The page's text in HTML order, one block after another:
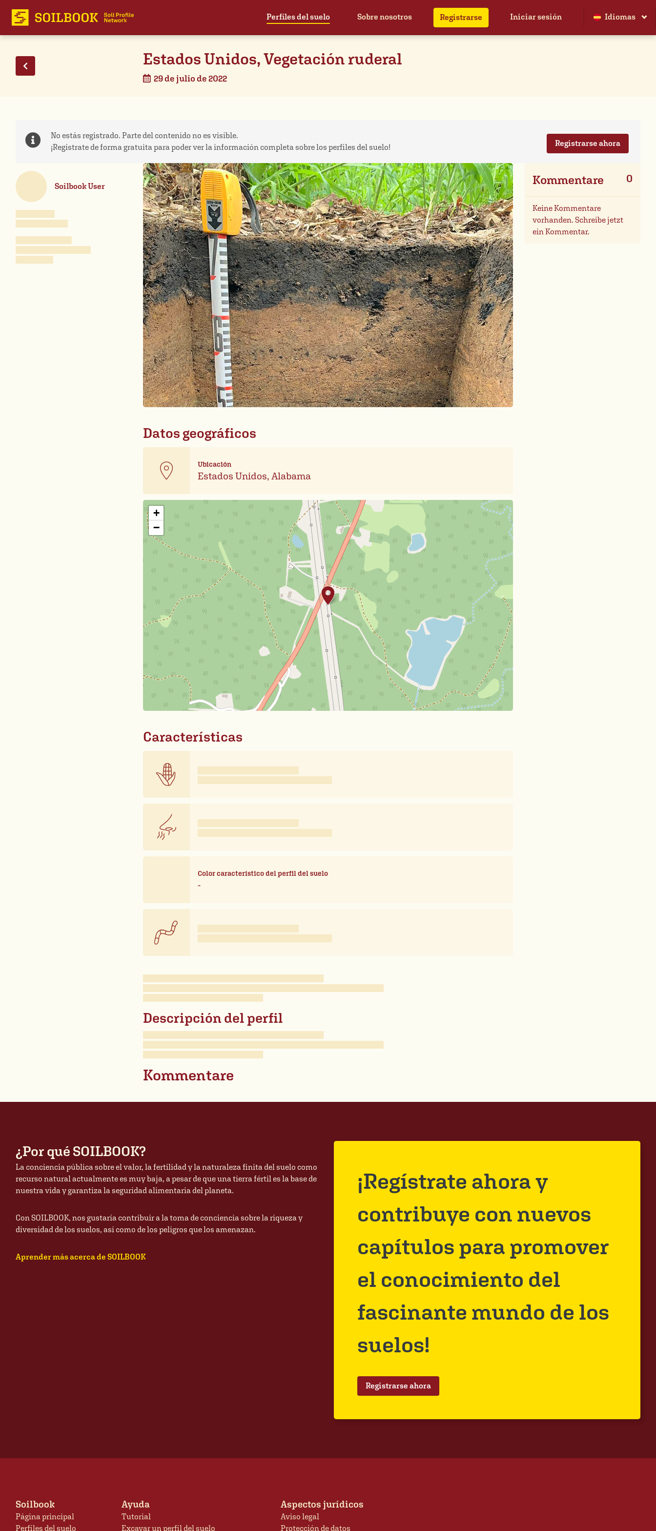
Perfiles del suelo Sobre nosotros Registrarse Iniciar sesión Idiomas
Estados Unidos, Vegetación ruderal
29 de julio de 2022
No estás registrado. Parte del contenido no es visible.
¡Regístrate de forma gratuita para poder ver la información completa sobre los perfiles del suelo!
Registrarse ahora
Soilbook User
Datos geográficos
Ubicación
Estados Unidos, Alabama
+
−
Características
Color característico del perfil del suelo
-
Descripción del perfil
Kommentare
Kommentare 0
Keine Kommentare
vorhanden. Schreibe jetzt
ein Kommentar.
¿Por qué SOILBOOK?
La conciencia pública sobre el valor, la fertilidad y la naturaleza finita del suelo como
recurso natural actualmente es muy baja, a pesar de que una tierra fértil es la base de
nuestra vida y garantiza la seguridad alimentaria del planeta.
Con SOILBOOK, nos gustaría contribuir a la toma de conciencia sobre la riqueza y
diversidad de los suelos, así como de los peligros que los amenazan.
Aprender más acerca de SOILBOOK
¡Regístrate ahora y
contribuye con nuevos
capítulos para promover
el conocimiento del
fascinante mundo de los
suelos!
Registrarse ahora
Soilbook
Página principal
Perfiles del suelo
Ayuda
Tutorial
Excavar un perfil del suelo
Aspectos jurídicos
Aviso legal
Protección de datos